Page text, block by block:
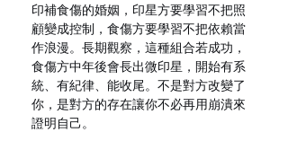
印補食傷的婚姻，印星方要學習不把照
顧變成控制，食傷方要學習不把依賴當
作浪漫。長期觀察，這種組合若成功，
食傷方中年後會長出微印星，開始有系
統、有紀律、能收尾。不是對方改變了
你，是對方的存在讓你不必再用崩潰來
證明自己。